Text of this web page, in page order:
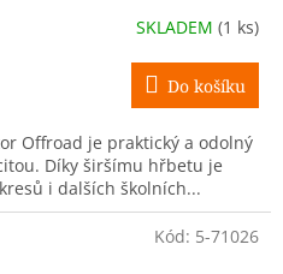
SKLADEM (1 ks)
Do košíku
Offroad je praktický a odolný
Díky širšímu hřbetu je
i dalších školních...
Kód: 5-71026